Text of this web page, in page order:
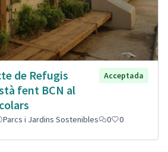
de Refugis
fent BCN al
Acceptada
Parcs i Jardins Sostenibles 0 0